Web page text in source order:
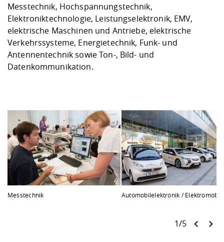
Messtechnik, Hochspannungstechnik,
Elektroniktechnologie, Leistungselektronik, EMV,
elektrische Maschinen und Antriebe, elektrische
Verkehrssysteme, Energietechnik, Funk- und
Antennentechnik sowie Ton-, Bild- und
Datenkommunikation.
Messtechnik Automobilelektronik /
1/5